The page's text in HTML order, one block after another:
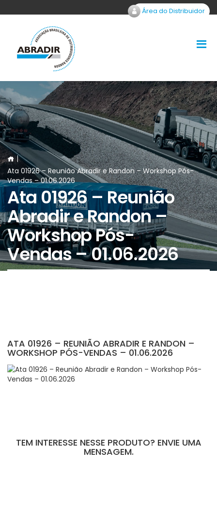
Área do Distribuidor
Ata 01926 – Reunião Abradir e Randon – Workshop Pós-
Vendas – 01.06.2026
Ata 01926 – Reunião
Abradir e Randon –
Workshop Pós-
Vendas – 01.06.2026
ATA 01926 – REUNIÃO ABRADIR E RANDON –
WORKSHOP PÓS-VENDAS – 01.06.2026
TEM INTERESSE NESSE PRODUTO? ENVIE UMA
MENSAGEM.